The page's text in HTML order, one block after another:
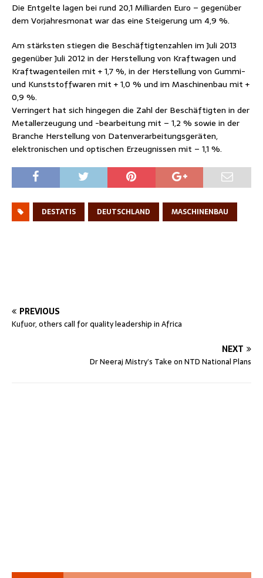
Die Entgelte lagen bei rund 20,1 Milliarden Euro – gegenüber
dem Vorjahresmonat war das eine Steigerung um 4,9 %.
Am stärksten stiegen die Beschäftigtenzahlen im Juli 2013
gegenüber Juli 2012 in der Herstellung von Kraftwagen und
Kraftwagenteilen mit + 1,7 %, in der Herstellung von Gummi-
und Kunststoffwaren mit + 1,0 % und im Maschinenbau mit +
0,9 %.
Verringert hat sich hingegen die Zahl der Beschäftigten in der
Metallerzeugung und -bearbeitung mit – 1,2 % sowie in der
Branche Herstellung von Datenverarbeitungsgeräten,
elektronischen und optischen Erzeugnissen mit – 1,1 %.
DESTATIS DEUTSCHLAND MASCHINENBAU
PREVIOUS
Kufuor, others call for quality leadership in Africa
NEXT
Dr Neeraj Mistry’s Take on NTD National Plans